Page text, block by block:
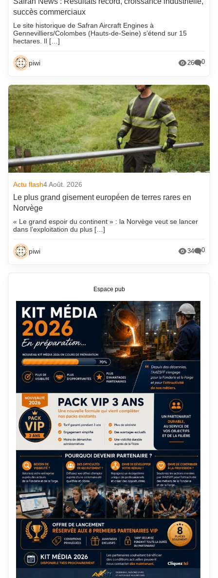
succès commerciaux
Le site historique de Safran Aircraft Engines à
Gennevilliers/Colombes (Hauts-de-Seine) s’étend sur 15
hectares. Il […]
piwi 26 0
Actu flash4 Août. 2026
Le plus grand gisement européen de terres rares en
Norvège
« Le grand espoir du continent » : la Norvège veut se lancer
dans l’exploitation du plus […]
piwi 34 0
Espace pub